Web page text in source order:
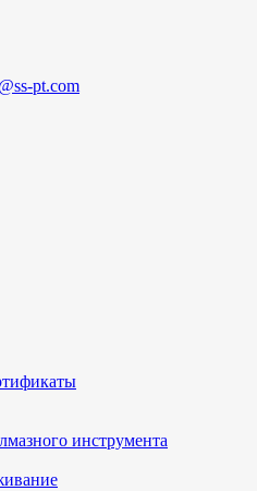
pt.com
инструмента